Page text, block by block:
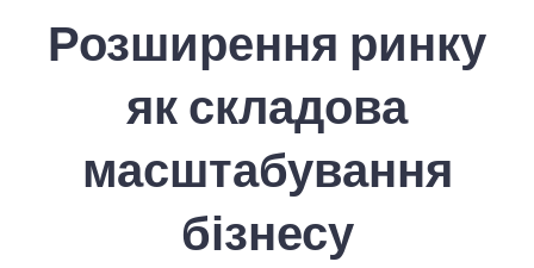
Розширення ринку
як складова
масштабування
бізнесу